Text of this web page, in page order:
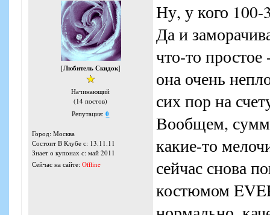
[Любитель Скидок]
Начинающий
(14 постов)
Репутация:0
Город: Москва
Состоит В Клубе с: 13.11.11
Знает о купонах с: май 2011
Сейчас на сайте: Offline
Ну, у кого 100-
Да и
что-то
она очень
сих пор на
Вообщем,
какие-то
сейчас снова
костюмом